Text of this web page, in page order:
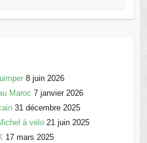
8 juin 2026
Maroc 7 janvier 2026
31 décembre 2025
à vélo 21 juin 2025
17 mars 2025